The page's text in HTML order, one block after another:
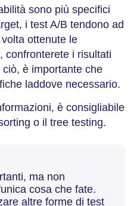
sono più specifici
i test A/B tendono ad
ottenute le
confronterete i risultati
è importante che
laddove necessario.
è consigliabile
o il tree testing.
ma non
cosa che fate.
altre forme di test